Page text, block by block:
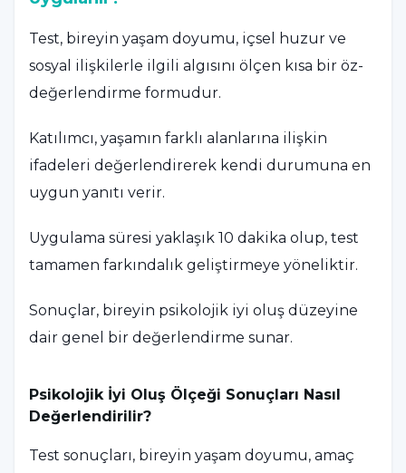
Test, bireyin yaşam doyumu, içsel huzur ve
sosyal ilişkilerle ilgili algısını ölçen kısa bir öz-
değerlendirme formudur.
Katılımcı, yaşamın farklı alanlarına ilişkin
ifadeleri değerlendirerek kendi durumuna en
uygun yanıtı verir.
Uygulama süresi yaklaşık 10 dakika olup, test
tamamen farkındalık geliştirmeye yöneliktir.
Sonuçlar, bireyin psikolojik iyi oluş düzeyine
dair genel bir değerlendirme sunar.
Psikolojik İyi Oluş Ölçeği Sonuçları Nasıl
Değerlendirilir?
Test sonuçları, bireyin yaşam doyumu, amaç